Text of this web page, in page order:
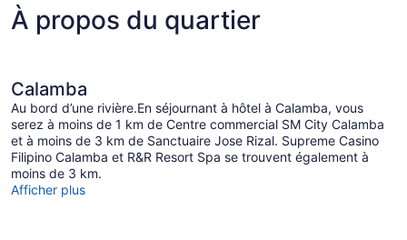
À propos du quartier
Calamba
Au bord d’une rivière.En séjournant à hôtel à Calamba, vous
serez à moins de 1 km de Centre commercial SM City Calamba
et à moins de 3 km de Sanctuaire Jose Rizal. Supreme Casino
Filipino Calamba et R&R Resort Spa se trouvent également à
moins de 3 km.
Afficher plus